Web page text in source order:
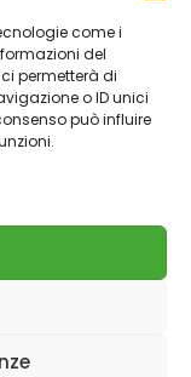
come i
del
permetterà di
o ID unici
può influire
- pec: